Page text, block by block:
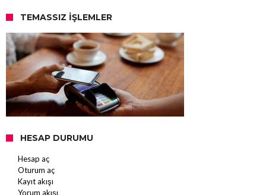
TEMASSIZ İŞLEMLER
HESAP DURUMU
Hesap aç
Oturum aç
Kayıt akışı
Yorum akışı